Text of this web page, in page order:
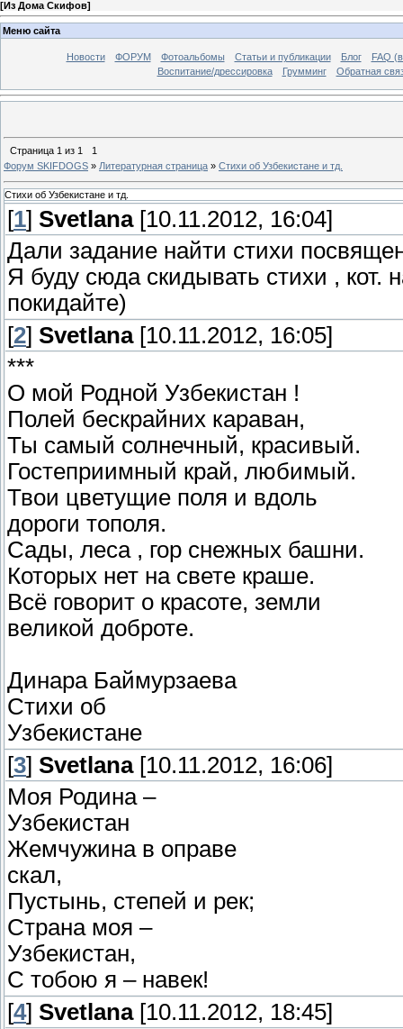
[Из Дома Скифов]
Меню сайта
Новости ФОРУМ Фотоальбомы Статьи и публикации Блог
FAQ
Воспитание/дрессировка
Грумминг Обратная
Страница 1 из 1
1
Форум SKIFDOGS » Литературная страница » Стихи об Узбекистане и тд.
Стихи об Узбекистане и тд.
[1] Svetlana[10.11.2012, 16:04]
Дали задание найти стихи
Я буду сюда скидывать стихи , кот.
покидайте)
[2] Svetlana[10.11.2012, 16:05]
***
О мой Родной Узбекистан !
Полей бескрайних караван,
Ты самый солнечный, красивый.
Гостеприимный край, любимый.
Твои цветущие поля и вдоль
дороги тополя.
Сады, леса , гор снежных башни.
Которых нет на свете краше.
Всё говорит о красоте, земли
великой доброте.
Динара Баймурзаева
Стихи об
Узбекистане
[3] Svetlana[10.11.2012, 16:06]
Моя Родина –
Узбекистан
Жемчужина в оправе
скал,
Пустынь, степей и рек;
Страна моя –
Узбекистан,
С тобою я – навек!
[4] Svetlana[10.11.2012, 18:45]